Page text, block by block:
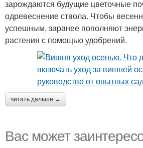
зарождаются будущие цветочные
одревеснение ствола. Чтобы
успешным, заранее пополняют
растения с помощью удобрений.
читать дальше →
Вас может